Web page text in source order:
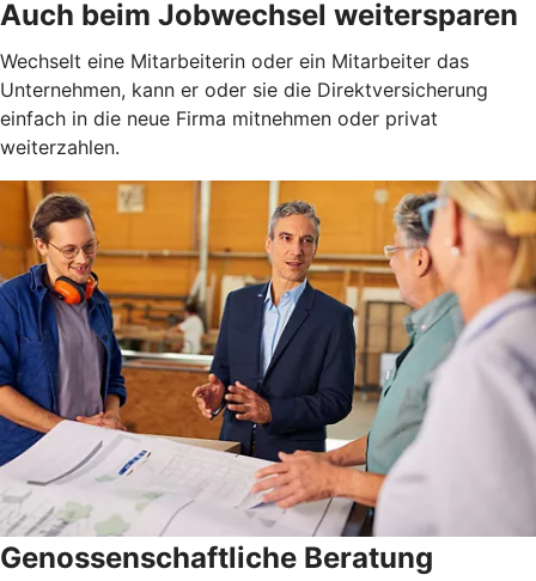
Auch beim Jobwechsel weitersparen
Wechselt eine Mitarbeiterin oder ein Mitarbeiter das
Unternehmen, kann er oder sie die Direktversicherung
einfach in die neue Firma mitnehmen oder privat
weiterzahlen.
Genossenschaftliche Beratung